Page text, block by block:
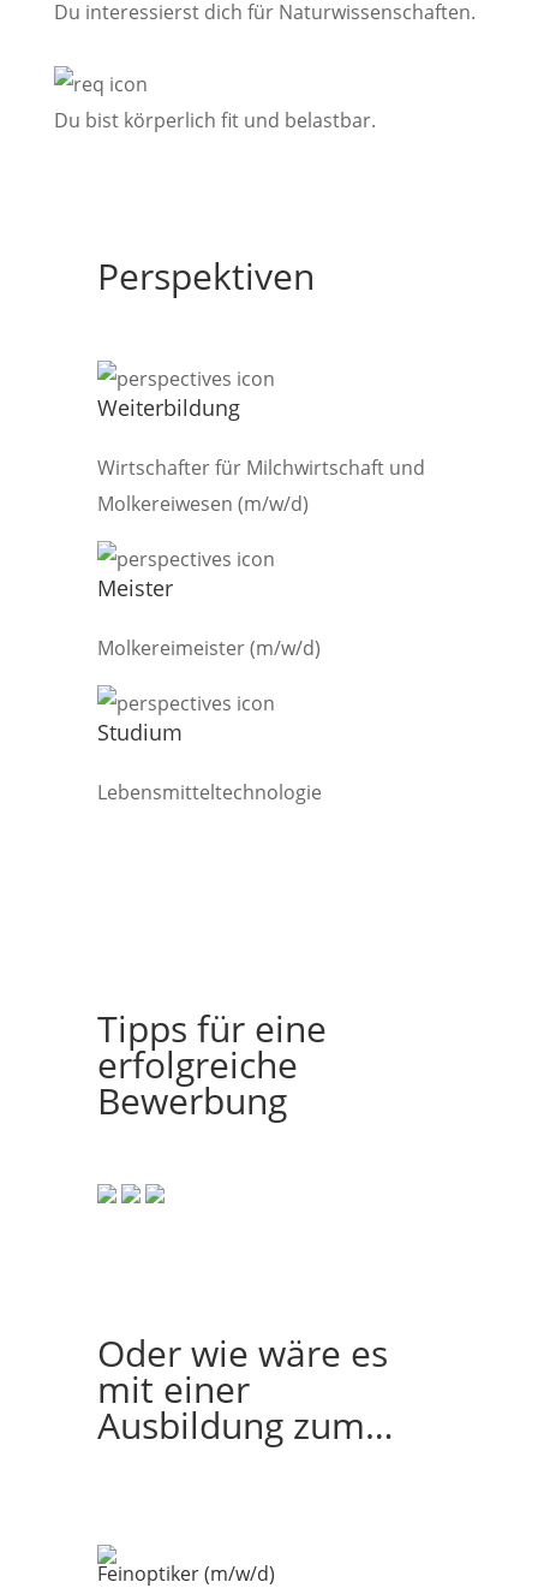
Du interessierst dich für Naturwissenschaften.
Du bist körperlich fit und belastbar.
Perspektiven
Weiterbildung
Wirtschafter für Milchwirtschaft und
Molkereiwesen (m/w/d)
Meister
Molkereimeister (m/w/d)
Studium
Lebensmitteltechnologie
Tipps für eine
erfolgreiche
Bewerbung
Oder wie wäre es
mit einer
Ausbildung zum…
Feinoptiker (m/w/d)